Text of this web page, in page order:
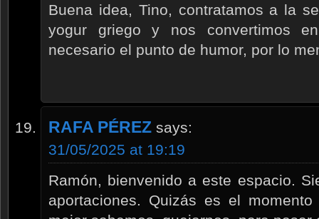
Buena idea, Tino, contratamos a la
yogur griego y nos convertimos
necesario el punto de humor, por lo
RAFA PÉREZ says:
31/05/2025 at 19:19
Ramón, bienvenido a este espacio.
aportaciones. Quizás es el